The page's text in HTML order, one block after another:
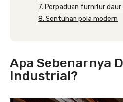
7. Perpaduan furnitur daur
8. Sentuhan pola modern
Apa Sebenarnya
Industrial?